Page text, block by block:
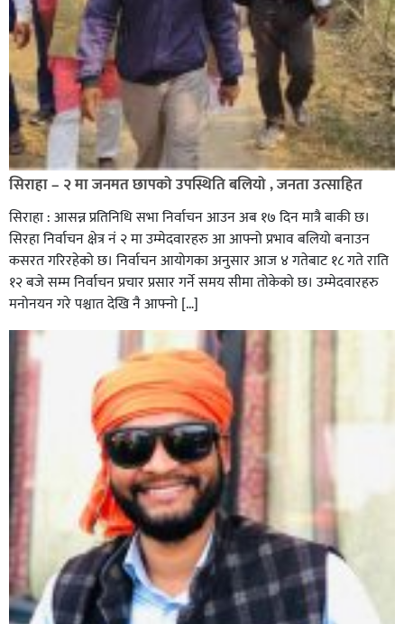
सिराहा – २ मा जनमत छापको उपस्थिति बलियो , जनता उत्साहित
सिराहा : आसन्न प्रतिनिधि सभा निर्वाचन आउन अब १७ दिन मात्रै बाकी छ।
सिरहा निर्वाचन क्षेत्र नं २ मा उम्मेदवारहरु आ आफ्नो प्रभाव बलियो बनाउन
कसरत गरिरहेको छ। निर्वाचन आयोगका अनुसार आज ४ गतेबाट १८ गते राति
१२ बजे सम्म निर्वाचन प्रचार प्रसार गर्ने समय सीमा तोकेको छ। उम्मेदवारहरु
मनोनयन गरे पश्चात देखि नै आफ्नो […]